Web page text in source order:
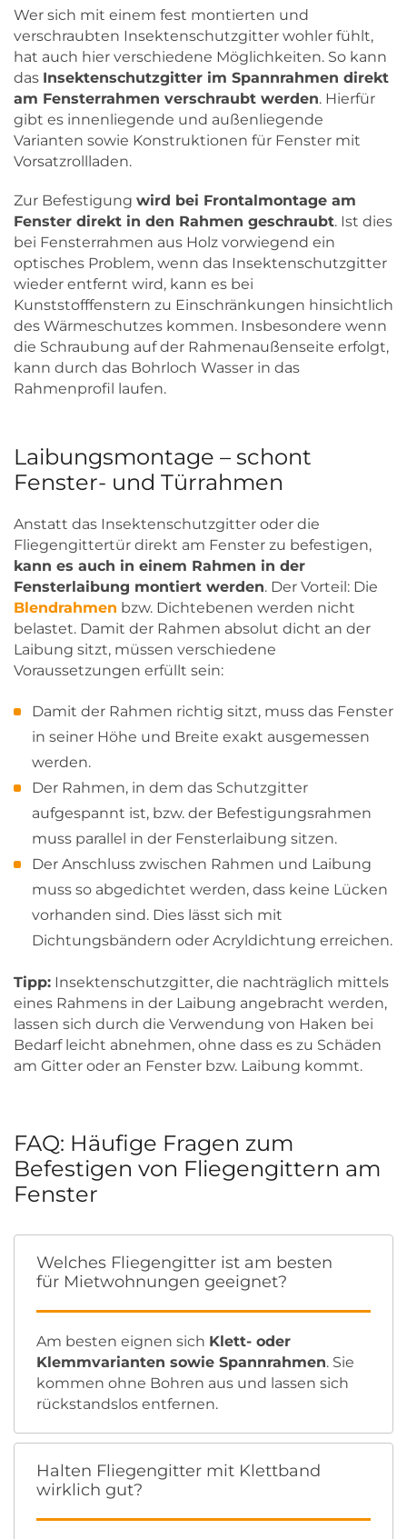
Wer sich mit einem fest montierten und
verschraubten Insektenschutzgitter wohler fühlt,
hat auch hier verschiedene Möglichkeiten. So kann
das Insektenschutzgitter im Spannrahmen direkt
am Fensterrahmen verschraubt werden. Hierfür
gibt es innenliegende und außenliegende
Varianten sowie Konstruktionen für Fenster mit
Vorsatzrollladen.
Zur Befestigung wird bei Frontalmontage am
Fenster direkt in den Rahmen geschraubt. Ist dies
bei Fensterrahmen aus Holz vorwiegend ein
optisches Problem, wenn das Insektenschutzgitter
wieder entfernt wird, kann es bei
Kunststofffenstern zu Einschränkungen hinsichtlich
des Wärmeschutzes kommen. Insbesondere wenn
die Schraubung auf der Rahmenaußenseite erfolgt,
kann durch das Bohrloch Wasser in das
Rahmenprofil laufen.
Laibungsmontage – schont
Fenster- und Türrahmen
Anstatt das Insektenschutzgitter oder die
Fliegengittertür direkt am Fenster zu befestigen,
kann es auch in einem Rahmen in der
Fensterlaibung montiert werden. Der Vorteil: Die
Blendrahmen bzw. Dichtebenen werden nicht
belastet. Damit der Rahmen absolut dicht an der
Laibung sitzt, müssen verschiedene
Voraussetzungen erfüllt sein:
Damit der Rahmen richtig sitzt, muss das Fenster
in seiner Höhe und Breite exakt ausgemessen
werden.
Der Rahmen, in dem das Schutzgitter
aufgespannt ist, bzw. der Befestigungsrahmen
muss parallel in der Fensterlaibung sitzen.
Der Anschluss zwischen Rahmen und Laibung
muss so abgedichtet werden, dass keine Lücken
vorhanden sind. Dies lässt sich mit
Dichtungsbändern oder Acryldichtung erreichen.
Tipp: Insektenschutzgitter, die nachträglich mittels
eines Rahmens in der Laibung angebracht werden,
lassen sich durch die Verwendung von Haken bei
Bedarf leicht abnehmen, ohne dass es zu Schäden
am Gitter oder an Fenster bzw. Laibung kommt.
FAQ: Häufige Fragen zum
Befestigen von Fliegengittern am
Fenster
Welches Fliegengitter ist am besten
für Mietwohnungen geeignet?
Am besten eignen sich Klett- oder
Klemmvarianten sowie Spannrahmen. Sie
kommen ohne Bohren aus und lassen sich
rückstandslos entfernen.
Halten Fliegengitter mit Klettband
wirklich gut?